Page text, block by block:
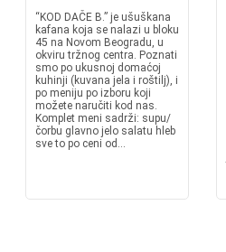
“KOD DAČE B.” je ušuškana
kafana koja se nalazi u bloku
45 na Novom Beogradu, u
okviru tržnog centra. Poznati
smo po ukusnoj domaćoj
kuhinji (kuvana jela i roštilj), i
po meniju po izboru koji
možete naručiti kod nas.
Komplet meni sadrži: supu/
čorbu glavno jelo salatu hleb
sve to po ceni od...